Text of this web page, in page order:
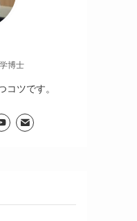
博士
ツです。